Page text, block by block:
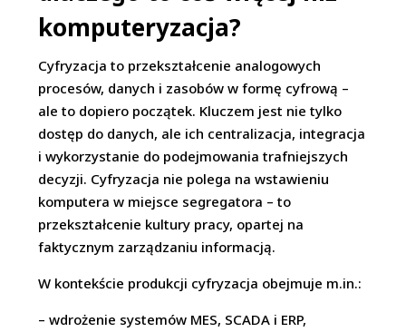
komputeryzacja?
Cyfryzacja to przekształcenie analogowych
procesów, danych i zasobów w formę cyfrową –
ale to dopiero początek. Kluczem jest nie tylko
dostęp do danych, ale ich centralizacja, integracja
i wykorzystanie do podejmowania trafniejszych
decyzji. Cyfryzacja nie polega na wstawieniu
komputera w miejsce segregatora – to
przekształcenie kultury pracy, opartej na
faktycznym zarządzaniu informacją.
W kontekście produkcji cyfryzacja obejmuje m.in.:
– wdrożenie systemów MES, SCADA i ERP,